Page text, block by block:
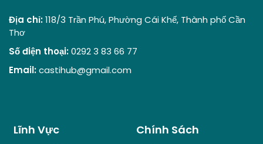
Địa chỉ:118/3 Trần Phú, Phường Cái Khế, Thành phố Cần
Thơ
Số điện thoại:0292 3 83 66 77
Email:castihub@gmail.com
Lĩnh Vực Chính Sách